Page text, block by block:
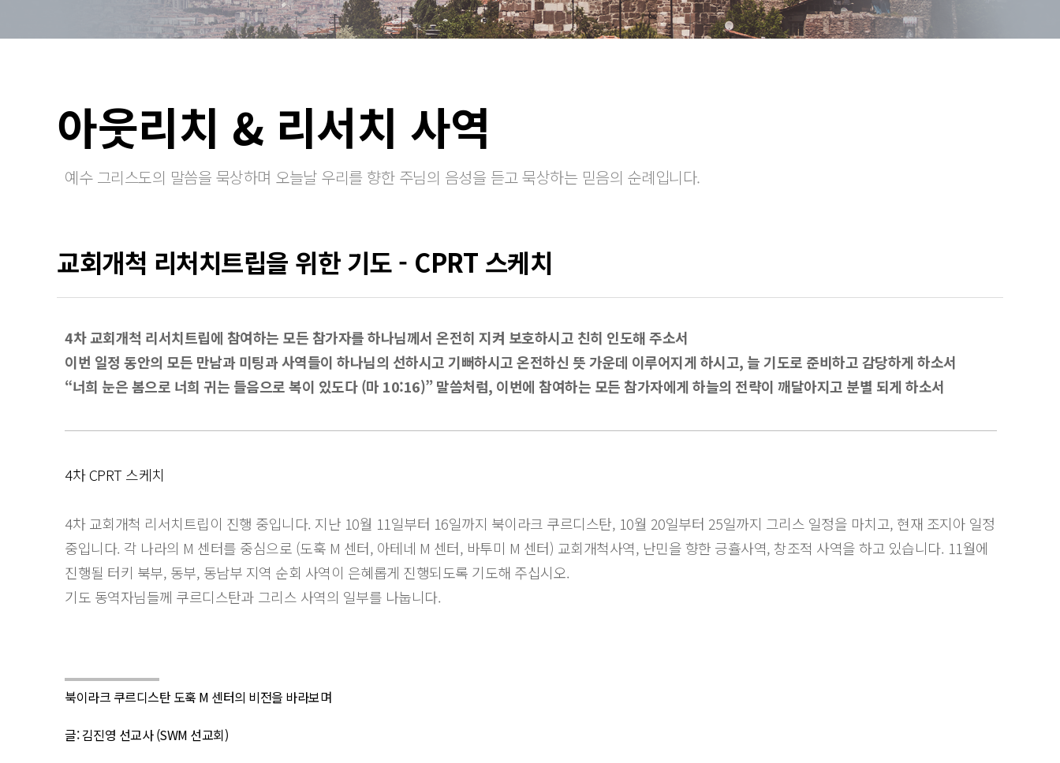
아웃리치 & 리서치 사역
예수 그리스도의 말씀을 묵상하며 오늘날 우리를 향한 주님의 음성을 듣고 묵상하는 믿음의 순례입니다.
교회개척 리처치트립을 위한 기도 - CPRT 스케치
4차 교회개척 리서치트립에 참여하는 모든 참가자를 하나님께서 온전히 지켜 보호하시고 친히 인도해 주소서
이번 일정 동안의 모든 만남과 미팅과 사역들이 하나님의 선하시고 기뻐하시고 온전하신 뜻 가운데 이루어지게 하시고, 늘 기도로 준비하고 감당하게 하소서
“너희 눈은 봄으로 너희 귀는 들음으로 복이 있도다 (마 10:16)” 말씀처럼, 이번에 참여하는 모든 참가자에게 하늘의 전략이 깨달아지고 분별 되게 하소서
4차 CPRT 스케치
4차 교회개척 리서치트립이 진행 중입니다. 지난 10월 11일부터 16일까지 북이라크 쿠르디스탄, 10월 20일부터 25일까지 그리스 일정을 마치고, 현재 조지아 일정
중입니다. 각 나라의 M 센터를 중심으로 (도훅 M 센터, 아테네 M 센터, 바투미 M 센터) 교회개척사역, 난민을 향한 긍휼사역, 창조적 사역을 하고 있습니다. 11월에
진행될 터키 북부, 동부, 동남부 지역 순회 사역이 은혜롭게 진행되도록 기도해 주십시오.
기도 동역자님들께 쿠르디스탄과 그리스 사역의 일부를 나눕니다.
북이라크 쿠르디스탄 도훅 M 센터의 비전을 바라보며
글: 김진영 선교사 (SWM 선교회)